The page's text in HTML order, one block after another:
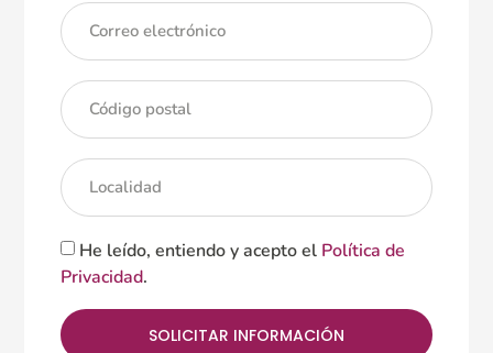
He leído, entiendo y acepto el Política de
Privacidad.
SOLICITAR INFORMACIÓN